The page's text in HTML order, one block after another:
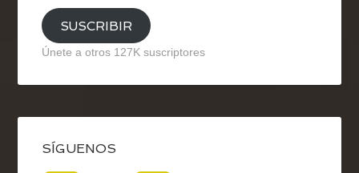
SUSCRIBIR
Únete a otros 127K suscriptores
SÍGUENOS